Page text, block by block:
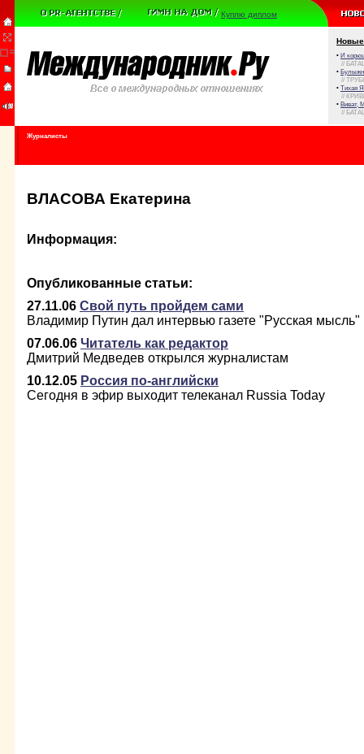
Куплю диплом
Новые
• И
//
•
//
• Тихая
//
• Виват,
//
Журналисты
ВЛАСОВА Екатерина
Информация:
Опубликованные статьи:
27.11.06 Свой путь пройдем сами
Владимир Путин дал интервью газете "Русская мысль"
07.06.06 Читатель как редактор
Дмитрий Медведев открылся журналистам
10.12.05 Россия по-английски
Сегодня в эфир выходит телеканал Russia Today